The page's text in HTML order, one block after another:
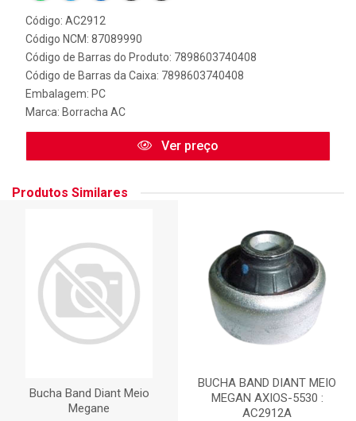
Código: AC2912
Código NCM: 87089990
Código de Barras do Produto: 7898603740408
Código de Barras da Caixa: 7898603740408
Embalagem: PC
Marca: Borracha AC
Ver preço
Produtos Similares
Bucha Band Diant Meio
Megane
BUCHA BAND DIANT MEIO
MEGAN AXIOS-5530 :
AC2912A